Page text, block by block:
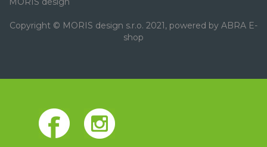
Copyright © MORIS design s.r.o. 2021, powered by ABRA E-
shop